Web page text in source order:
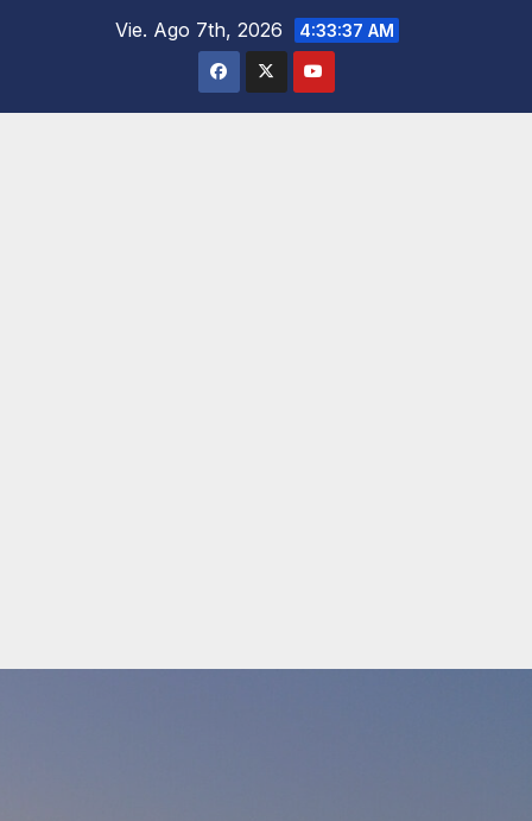
Vie. Ago 7th, 2026 4:33:38 AM